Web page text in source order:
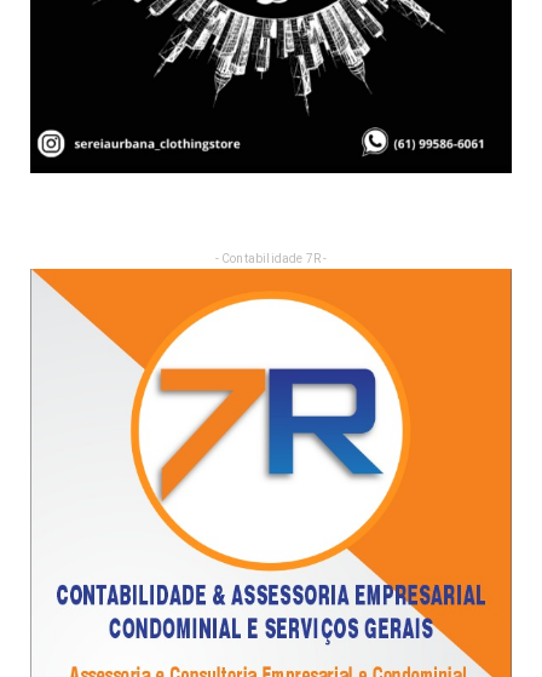
- Contabilidade 7R -